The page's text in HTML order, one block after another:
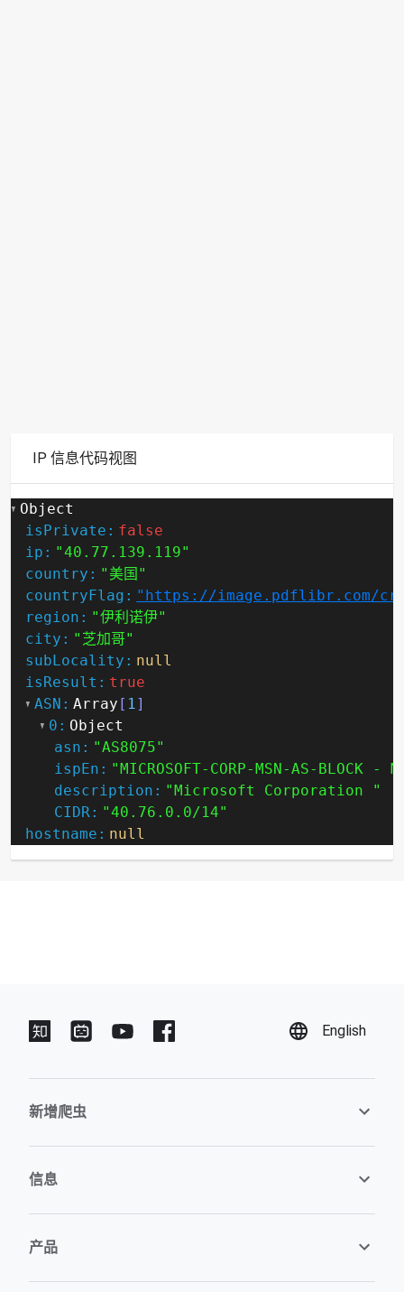
IP 信息代码视图
Object
isPrivate: false
ip: "40.77.139.119"
country: "美国"
countryFlag: "https://image.pdflibr.com/
region: "伊利诺伊"
city: "芝加哥"
subLocality: null
isResult: true
ASN: Array [ 1]
0: Object
asn: "AS8075"
ispEn: "MICROSOFT-CORP-MSN-AS-
description: "Microsoft Corporation "
CIDR: "40.76.0.0/14"
hostname: null
English
新增爬虫
信息
产品